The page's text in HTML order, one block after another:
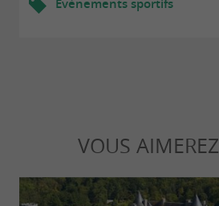
Evènements sportifs
VOUS AIMEREZ